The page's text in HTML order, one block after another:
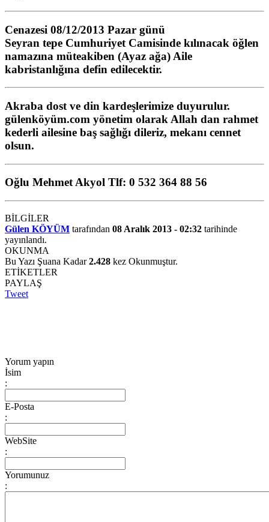
Cenazesi 08/12/2013 Pazar günü
Seyran tepe Cumhuriyet Camisinde kılınacak öğlen
namazına müteakiben (Ayaz ağa) Aile
kabristanlığına defin edilecektir.
Akraba dost ve din kardeşlerimize duyurulur.
gülenköyüm.com yönetim olarak Allah dan rahmet
kederli ailesine baş sağlığı dileriz, mekanı cennet
olsun.
Oğlu Mehmet Akyol Tlf: 0 532 364 88 56
BİLGİLER
Gülen KÖYÜM tarafından 08 Aralık 2013 - 02:32 tarihinde
yayınlandı.
OKUNMA
Bu Yazı Şuana Kadar2.428 kez Okunmuştur.
ETİKETLER
PAYLAŞ
Tweet
Yorum yapın
İsim
:
E-Posta
:
WebSite
:
Yorumunuz
: